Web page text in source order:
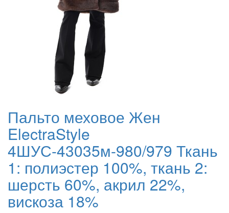
Пальто меховое Жен
ElectraStyle
4ШУС-43035м-980/979 Ткань
1: полиэстер 100%, ткань 2:
шерсть 60%, акрил 22%,
вискоза 18%